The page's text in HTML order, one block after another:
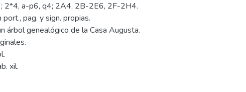
2*4, a-p6, q4; 2A4, 2B-2E6, 2F-2H4.
pag. y sign. propias.
árbol genealógico de la Casa Augusta.
xil.